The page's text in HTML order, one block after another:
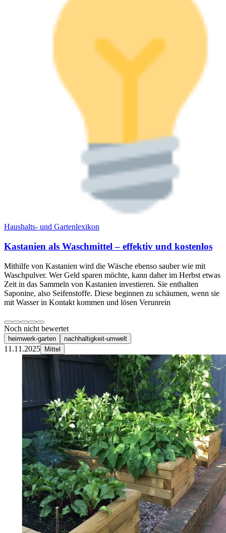
Haushalts- und Gartenlexikon
Kastanien als Waschmittel – effektiv und kostenlos
Mithilfe von Kastanien wird die Wäsche ebenso sauber wie mit
Waschpulver. Wer Geld sparen möchte, kann daher im Herbst etwas
Zeit in das Sammeln von Kastanien investieren. Sie enthalten
Saponine, also Seifenstoffe. Diese beginnen zu schäumen, wenn sie
mit Wasser in Kontakt kommen und lösen Verunrein
Noch nicht bewertet
heimwerk-garten nachhaltigkeit-umwelt
11.11.2025 Mittel